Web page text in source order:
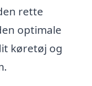
rette
optimale
køretøj og